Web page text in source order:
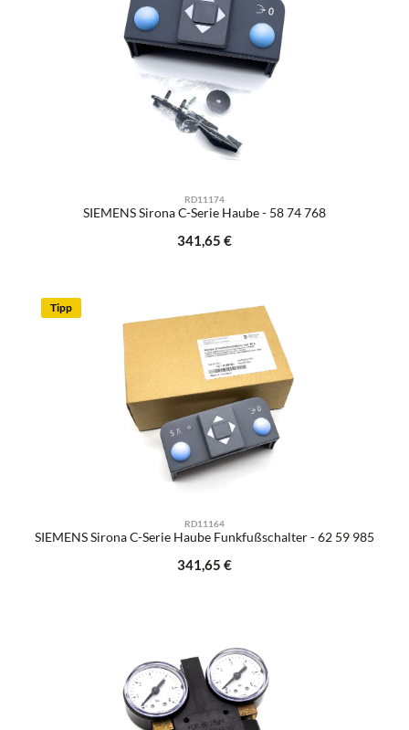
RD11174
SIEMENS Sirona C-Serie Haube - 58 74 768
Regulärer Preis:
341,65 €
Tipp
RD11164
SIEMENS Sirona C-Serie Haube Funkfußschalter - 62 59 985
Regulärer Preis:
341,65 €